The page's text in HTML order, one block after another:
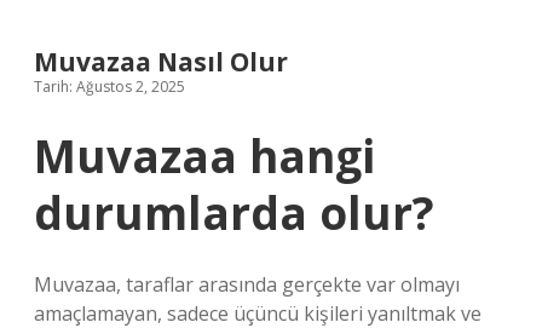
Muvazaa Nasıl Olur
Tarih: Ağustos 2, 2025
Muvazaa hangi
durumlarda olur?
Muvazaa, taraflar arasında gerçekte var olmayı
amaçlamayan, sadece üçüncü kişileri yanıltmak ve